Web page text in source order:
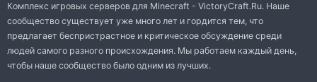
Комплекс игровых серверов для Minecraft - VictoryCraft.Ru. Наше
сообщество существует уже много лет и гордится тем, что
предлагает беспристрастное и критическое обсуждение среди
людей самого разного происхождения. Мы работаем каждый день,
чтобы наше сообщество было одним из лучших.